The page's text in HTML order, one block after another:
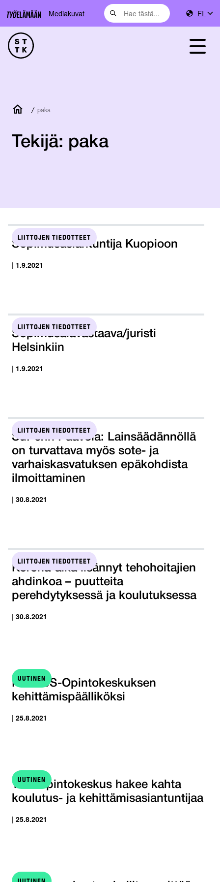
Mediakuvat FI
/ paka
Tekijä: paka
LIITTOJEN TIEDOTTEET
Sopimusasiantuntija Kuopioon
| 1.9.2021
LIITTOJEN TIEDOTTEET
Sopimusalavastaava/juristi
Helsinkiin
| 1.9.2021
LIITTOJEN TIEDOTTEET
SuPerin Paavola: Lainsäädännöllä
on turvattava myös sote- ja
varhaiskasvatuksen epäkohdista
ilmoittaminen
| 30.8.2021
LIITTOJEN TIEDOTTEET
Korona-aika lisännyt tehohoitajien
ahdinkoa – puutteita
perehdytyksessä ja koulutuksessa
| 30.8.2021
UUTINEN
Hae TJS-Opintokeskuksen
kehittämispäälliköksi
| 25.8.2021
UUTINEN
TJS-Opintokeskus hakee kahta
koulutus- ja kehittämisasiantuntijaa
| 25.8.2021